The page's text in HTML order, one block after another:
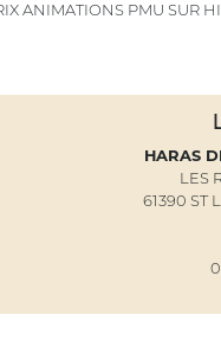
ANIMATIONS PMU SUR
HARAS
LES
61390 ST